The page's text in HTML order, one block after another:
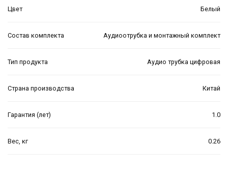
Цвет Белый
Состав комплекта Аудиоотрубка и монтажный комплект
Тип продукта Аудио трубка цифровая
Страна производства Китай
Гарантия (лет) 1.0
Вес, кг 0.26